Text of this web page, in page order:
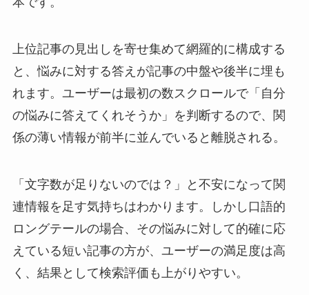
上位記事の見出しを寄せ集めて網羅的に構成する
と、悩みに対する答えが記事の中盤や後半に埋も
れます。ユーザーは最初の数スクロールで「自分
の悩みに答えてくれそうか」を判断するので、関
係の薄い情報が前半に並んでいると離脱される。
「文字数が足りないのでは？」と不安になって関
連情報を足す気持ちはわかります。しかし口語的
ロングテールの場合、その悩みに対して的確に応
えている短い記事の方が、ユーザーの満足度は高
く、結果として検索評価も上がりやすい。